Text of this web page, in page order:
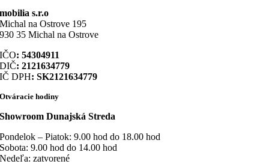
mobilia s.r.o
Michal na Ostrove 195
930 35 Michal na Ostrove
IČO: 54304911
DIČ: 2121634779
IČ DPH: SK2121634779
Otváracie hodiny
Showroom Dunajská Streda
Pondelok – Piatok: 9.00 hod do 18.00 hod
Sobota: 9.00 hod do 14.00 hod
Nedeľa: zatvorené